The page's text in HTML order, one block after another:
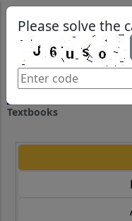
Please solve the
Textbooks